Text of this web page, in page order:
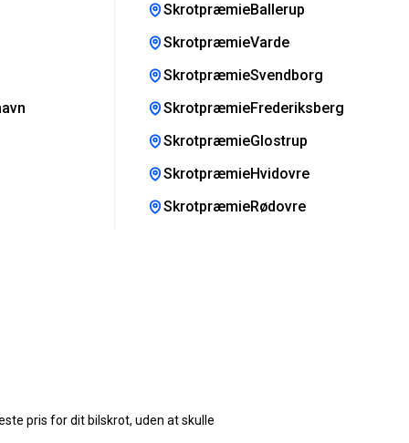
SkrotpræmieBallerup
SkrotpræmieVarde
SkrotpræmieSvendborg
SkrotpræmieFrederiksberg
SkrotpræmieGlostrup
SkrotpræmieHvidovre
SkrotpræmieRødovre
pris for dit bilskrot, uden at skulle